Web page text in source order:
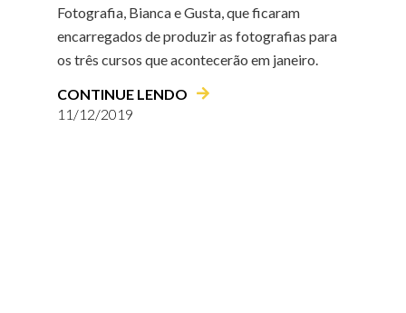
Fotografia, Bianca e Gusta, que ficaram
encarregados de produzir as fotografias para
os três cursos que acontecerão em janeiro.
11/12/2019
CONTINUE LENDO